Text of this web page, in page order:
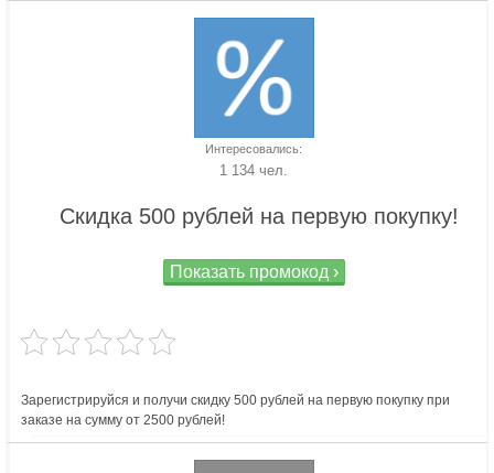
Интересовались:
1 134 чел.
Скидка 500 рублей на первую покупку!
Показать промокод ›
Зарегистрируйся и получи скидку 500 рублей на первую покупку при
заказе на сумму от 2500 рублей!